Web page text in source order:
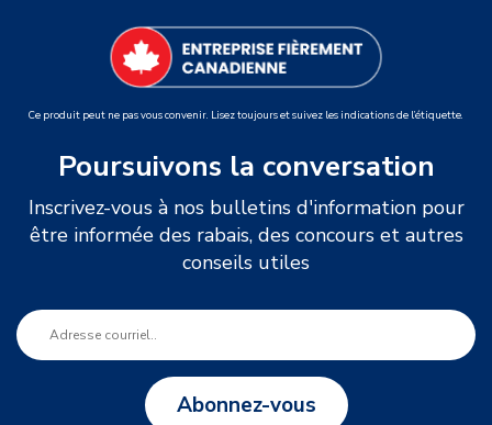
Ce produit peut ne pas vous convenir. Lisez toujours et suivez les indications de l’étiquette.
Poursuivons la conversation
Inscrivez-vous à nos bulletins d'information pour
être informée des rabais, des concours et autres
conseils utiles
Abonnez-vous